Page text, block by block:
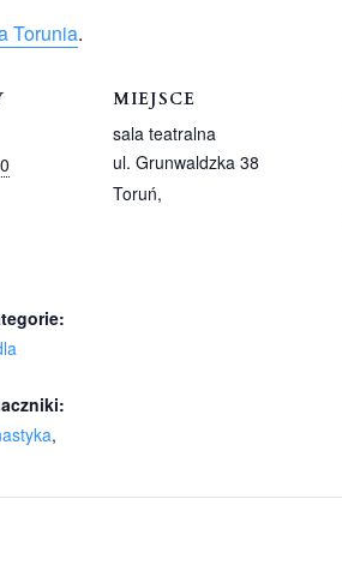
Torunia.
,
MIEJSCE
sala teatralna
ul. Grunwaldzka 38
Toruń,